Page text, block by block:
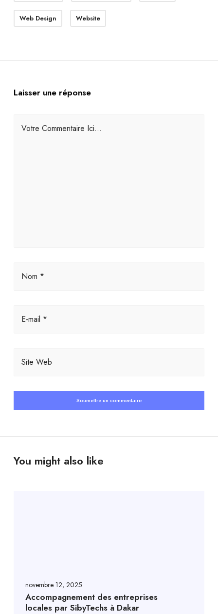
Web Design Website
Laisser une réponse
Votre Commentaire Ici...
Nom *
E-mail *
Site Web
You might also like
novembre 12, 2025
Accompagnement des entreprises
locales par SibyTechs à Dakar